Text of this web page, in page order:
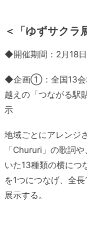
＜「ゆずサクラ
◆開催期間：2月18日
◆企画①：全国13会
越えの「つながる駅
示
地域ごとにアレンジ
「Chururi」の歌詞
いた13種類の横につ
を1つにつなげ、全
展示する。